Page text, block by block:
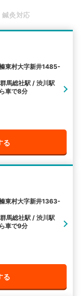
院名から探す
鍼灸対応
東村大字新井1485-
馬総社駅 / 渋川駅
車で8分
る
東村大字新井1363-
馬総社駅 / 渋川駅
車で9分
る